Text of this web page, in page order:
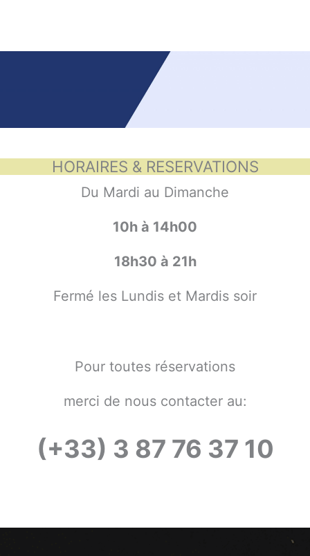
HORAIRES & RESERVATIONS
Du Mardi au Dimanche
10h à 14h00
18h30 à 21h
Fermé les Lundis et Mardis soir
Pour toutes réservations
merci de nous contacter au:
(+33) 3 87 76 37 10